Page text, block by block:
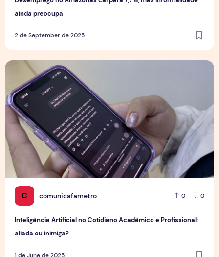
ainda preocupa
2 de September de 2025
C comunicafametro 0 0
Inteligência Artificial no Cotidiano Acadêmico e Profissional:
aliada ou inimiga?
1 de June de 2025
Inteligência Artificial no Cotidiano Acadêmico e